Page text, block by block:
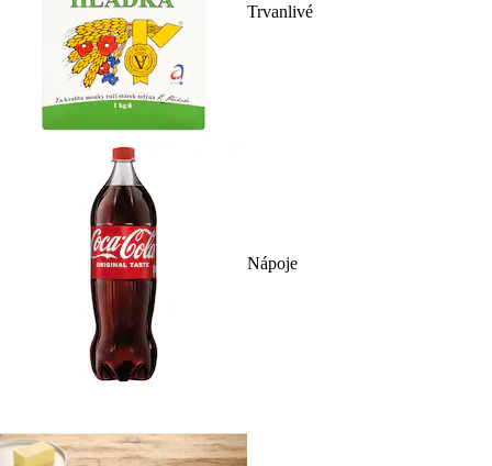
Trvanlivé
Nápoje